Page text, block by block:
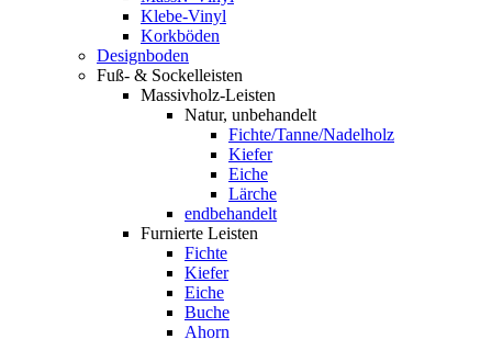
Klebe-Vinyl
Korkböden
Designboden
Fuß- & Sockelleisten
Massivholz-Leisten
Natur, unbehandelt
Fichte/Tanne/Nadelholz
Kiefer
Eiche
Lärche
endbehandelt
Furnierte Leisten
Fichte
Kiefer
Eiche
Buche
Ahorn